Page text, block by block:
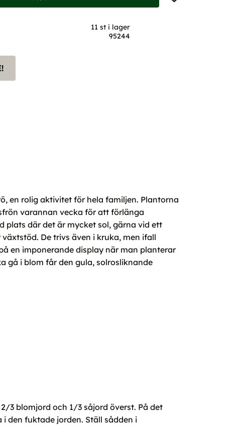
11 st i lager
95244
en rolig aktivitet för hela familjen. Plantorna
varannan vecka för att förlänga
plats där det är mycket sol, gärna vid ett
De trivs även i kruka, men ifall
en imponerande display när man planterar
gå i blom får den gula, solrosliknande
3 blomjord och 1/3 såjord överst. På det
den fuktade jorden. Ställ sådden i